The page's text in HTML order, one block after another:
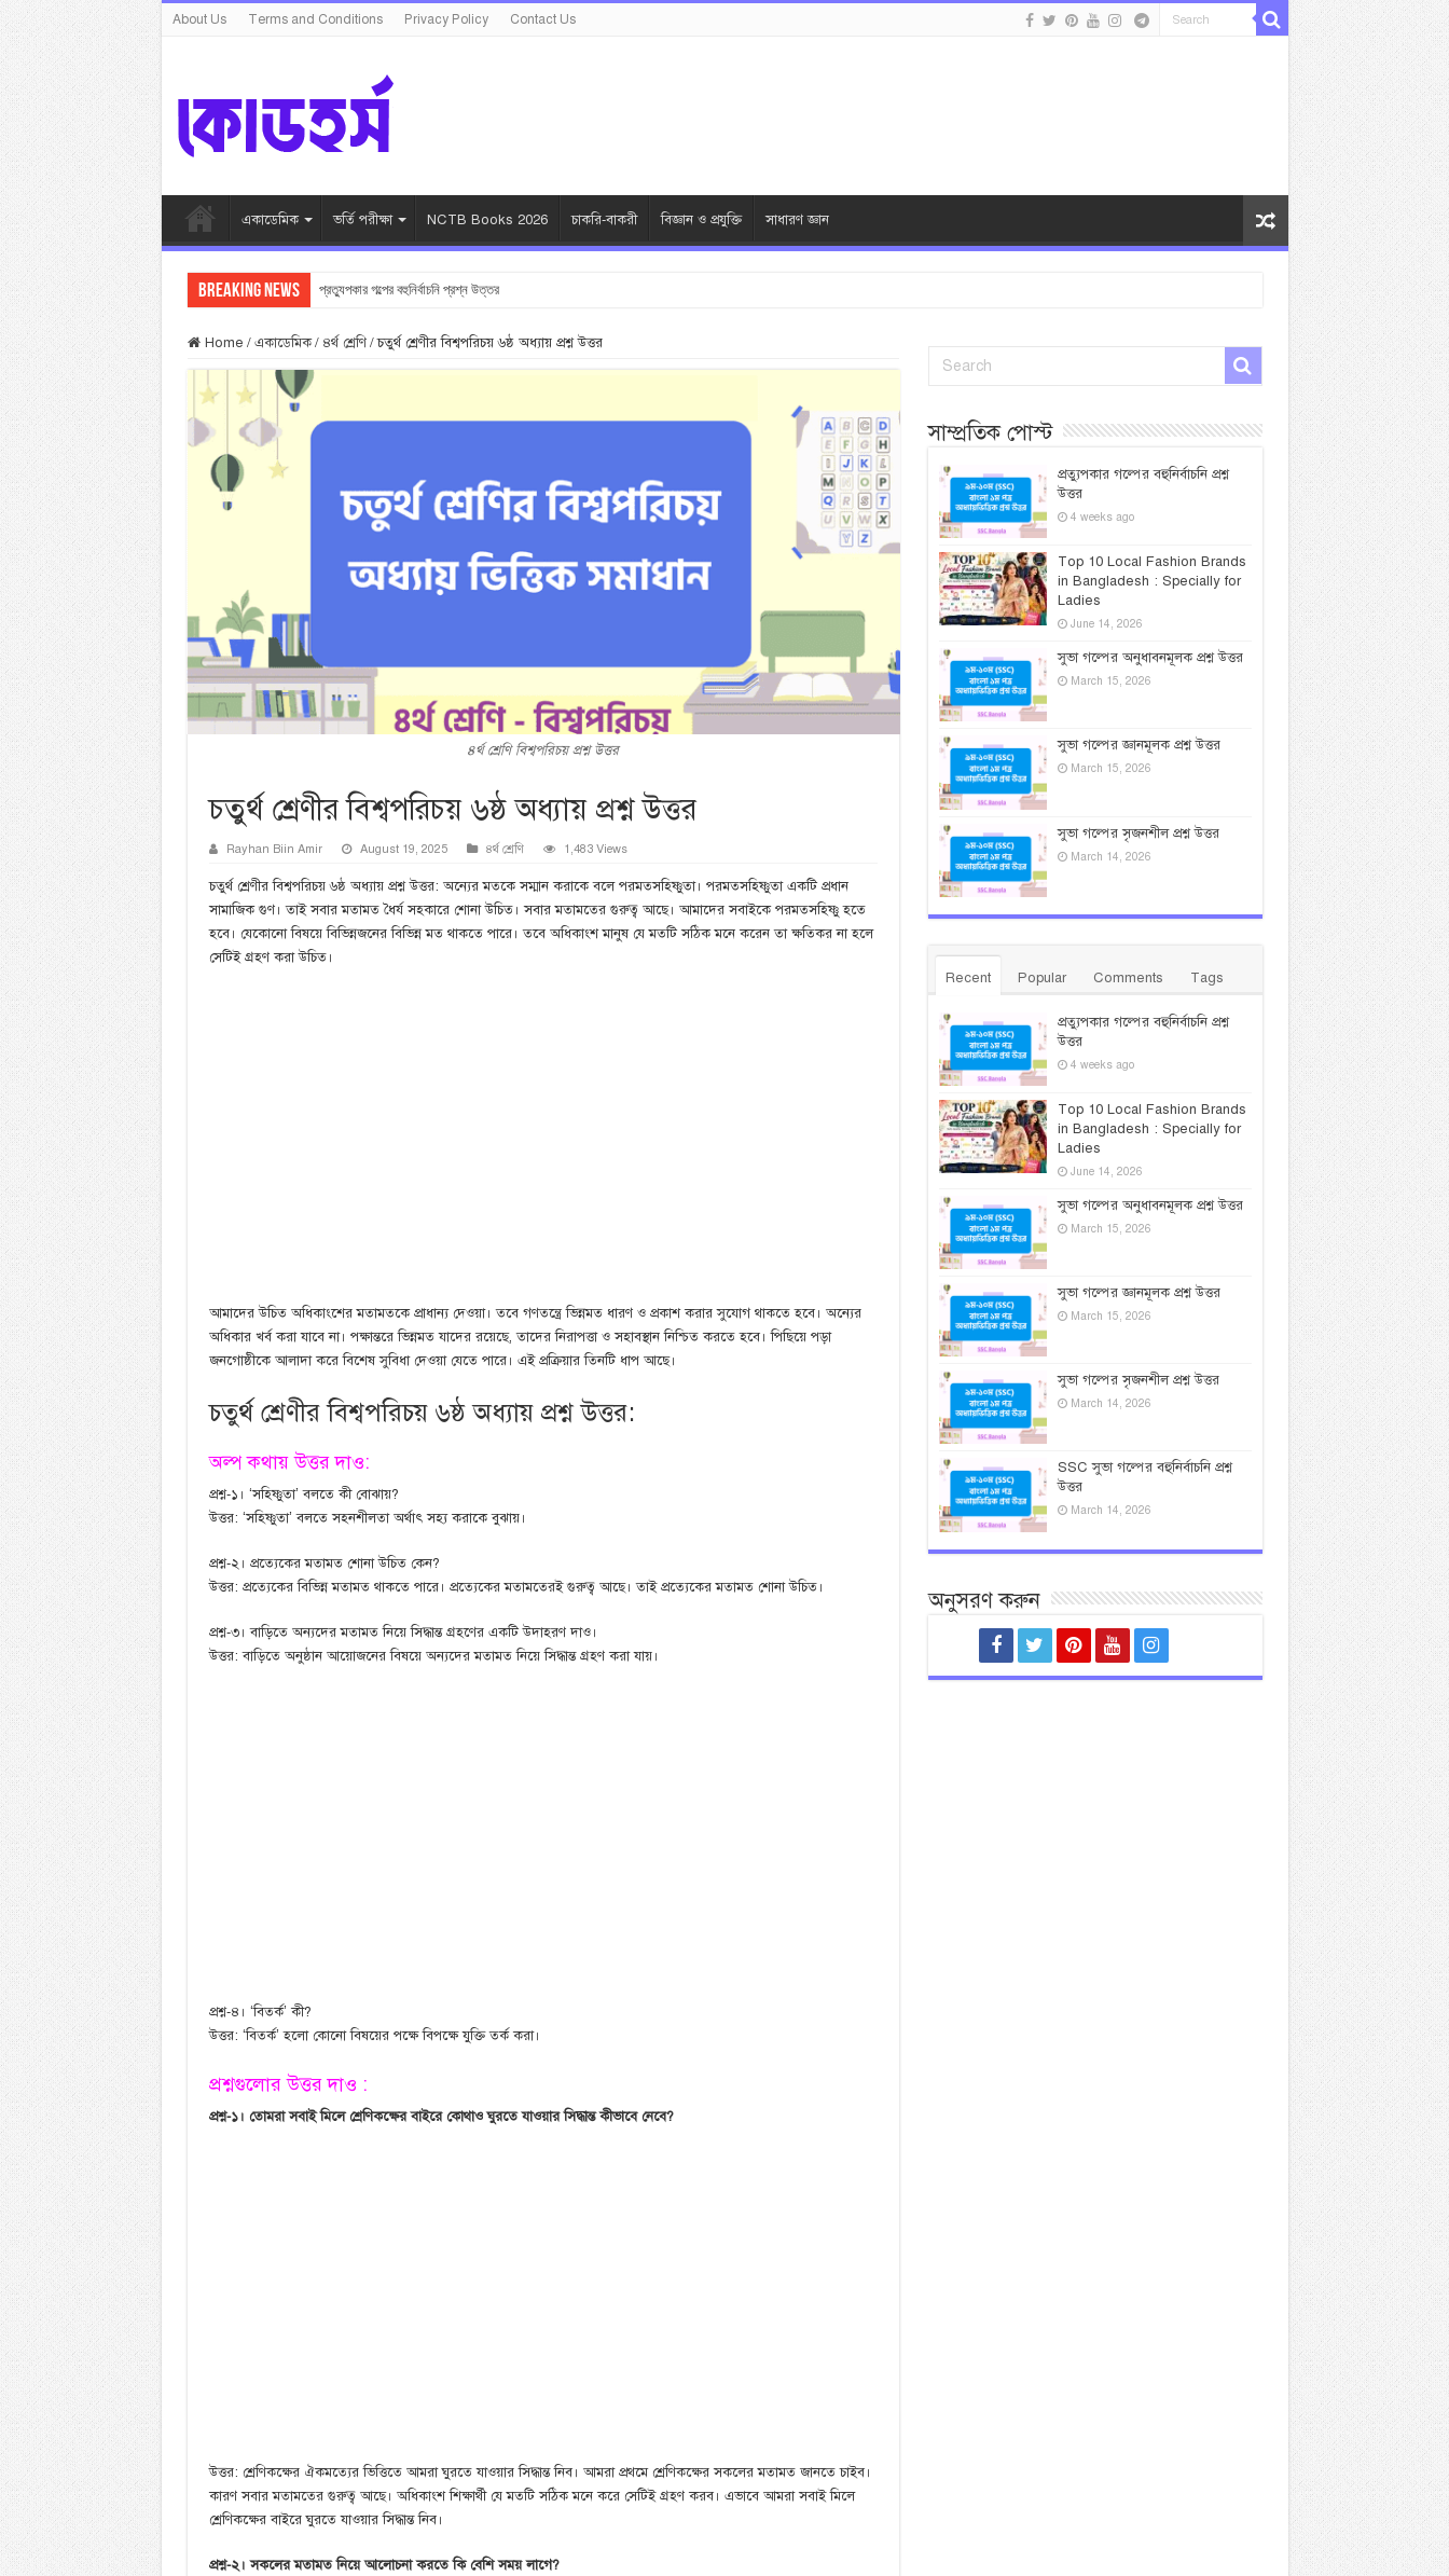
About Us Terms and Conditions Privacy Policy Contact Us
একাডেমিক ভর্তি পরীক্ষা NCTB Books 2026 চাকরি-বাকরী বিজ্ঞান ও প্রযুক্তি সাধারণ জ্ঞান
Breaking News প্রত্যুপকার গল্পের বহুনির্বাচনি প্রশ্ন উত্তর
Home / একাডেমিক / ৪র্থ শ্রেণি /চতুর্থ শ্রেণীর বিশ্বপরিচয় ৬ষ্ঠ অধ্যায় প্রশ্ন উত্তর
৪র্থ শ্রেণি বিশ্বপরিচয় প্রশ্ন উত্তর
চতুর্থ শ্রেণীর বিশ্বপরিচয় ৬ষ্ঠ অধ্যায় প্রশ্ন উত্তর
Rayhan Biin Amir August 19, 2025 ৪র্থ শ্রেণি 1,483 Views
চতুর্থ শ্রেণীর বিশ্বপরিচয় ৬ষ্ঠ অধ্যায় প্রশ্ন উত্তর: অন্যের মতকে সম্মান করাকে বলে পরমতসহিষ্ণুতা। পরমতসহিষ্ণুতা একটি প্রধান
সামাজিক গুণ। তাই সবার মতামত ধৈর্য সহকারে শোনা উচিত। সবার মতামতের গুরুত্ব আছে। আমাদের সবাইকে পরমতসহিষ্ণু হতে
হবে। যেকোনো বিষয়ে বিভিন্নজনের বিভিন্ন মত থাকতে পারে। তবে অধিকাংশ মানুষ যে মতটি সঠিক মনে করেন তা ক্ষতিকর না হলে
সেটিই গ্রহণ করা উচিত।
আমাদের উচিত অধিকাংশের মতামতকে প্রাধান্য দেওয়া। তবে গণতন্ত্রে ভিন্নমত ধারণ ও প্রকাশ করার সুযোগ থাকতে হবে। অন্যের
অধিকার খর্ব করা যাবে না। পক্ষান্তরে ভিন্নমত যাদের রয়েছে, তাদের নিরাপত্তা ও সহাবস্থান নিশ্চিত করতে হবে। পিছিয়ে পড়া
জনগোষ্ঠীকে আলাদা করে বিশেষ সুবিধা দেওয়া যেতে পারে। এই প্রক্রিয়ার তিনটি ধাপ আছে।
চতুর্থ শ্রেণীর বিশ্বপরিচয় ৬ষ্ঠ অধ্যায় প্রশ্ন উত্তর:
অল্প কথায় উত্তর দাও:
প্রশ্ন-১। ‘সহিষ্ণুতা’ বলতে কী বোঝায়?
উত্তর: ‘সহিষ্ণুতা’ বলতে সহনশীলতা অর্থাৎ সহ্য করাকে বুঝায়।
প্রশ্ন-২। প্রত্যেকের মতামত শোনা উচিত কেন?
উত্তর: প্রত্যেকের বিভিন্ন মতামত থাকতে পারে। প্রত্যেকের মতামতেরই গুরুত্ব আছে। তাই প্রত্যেকের মতামত শোনা উচিত।
প্রশ্ন-৩। বাড়িতে অন্যদের মতামত নিয়ে সিদ্ধান্ত গ্রহণের একটি উদাহরণ দাও।
উত্তর: বাড়িতে অনুষ্ঠান আয়োজনের বিষয়ে অন্যদের মতামত নিয়ে সিদ্ধান্ত গ্রহণ করা যায়।
প্রশ্ন-৪। ‘বিতর্ক’ কী?
উত্তর: ‘বিতর্ক’ হলো কোনো বিষয়ের পক্ষে বিপক্ষে যুক্তি তর্ক করা।
প্রশ্নগুলোর উত্তর দাও :
প্রশ্ন-১। তোমরা সবাই মিলে শ্রেণিকক্ষের বাইরে কোথাও ঘুরতে যাওয়ার সিদ্ধান্ত কীভাবে নেবে?
উত্তর: শ্রেণিকক্ষের ঐকমত্যের ভিত্তিতে আমরা ঘুরতে যাওয়ার সিদ্ধান্ত নিব। আমরা প্রথমে শ্রেণিকক্ষের সকলের মতামত জানতে চাইব।
কারণ সবার মতামতের গুরুত্ব আছে। অধিকাংশ শিক্ষার্থী যে মতটি সঠিক মনে করে সেটিই গ্রহণ করব। এভাবে আমরা সবাই মিলে
শ্রেণিকক্ষের বাইরে ঘুরতে যাওয়ার সিদ্ধান্ত নিব।
প্রশ্ন-২। সকলের মতামত নিয়ে আলোচনা করতে কি বেশি সময় লাগে?
সাম্প্রতিক পোস্ট
প্রত্যুপকার গল্পের বহুনির্বাচনি প্রশ্ন
উত্তর
4 weeks ago
Top 10 Local Fashion Brands
in Bangladesh : Specially for
Ladies
June 14, 2026
সুভা গল্পের অনুধাবনমূলক প্রশ্ন উত্তর
March 15, 2026
সুভা গল্পের জ্ঞানমূলক প্রশ্ন উত্তর
March 15, 2026
সুভা গল্পের সৃজনশীল প্রশ্ন উত্তর
March 14, 2026
Recent Popular Comments Tags
প্রত্যুপকার গল্পের বহুনির্বাচনি প্রশ্ন
উত্তর
4 weeks ago
Top 10 Local Fashion Brands
in Bangladesh : Specially for
Ladies
June 14, 2026
সুভা গল্পের অনুধাবনমূলক প্রশ্ন উত্তর
March 15, 2026
সুভা গল্পের জ্ঞানমূলক প্রশ্ন উত্তর
March 15, 2026
সুভা গল্পের সৃজনশীল প্রশ্ন উত্তর
March 14, 2026
SSC সুভা গল্পের বহুনির্বাচনি প্রশ্ন
উত্তর
March 14, 2026
অনুসরণ করুন